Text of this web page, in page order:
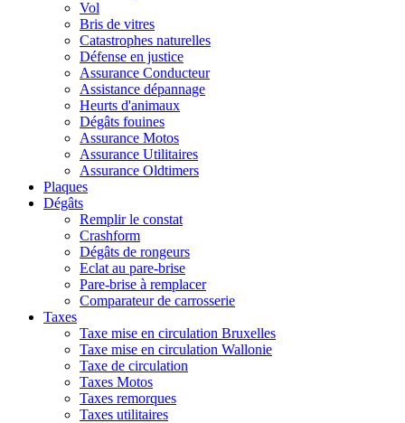
Vol
Bris de vitres
Catastrophes naturelles
Défense en justice
Assurance Conducteur
Assistance dépannage
Heurts d'animaux
Dégâts fouines
Assurance Motos
Assurance Utilitaires
Assurance Oldtimers
Plaques
Dégâts
Remplir le constat
Crashform
Dégâts de rongeurs
Eclat au pare-brise
Pare-brise à remplacer
Comparateur de carrosserie
Taxes
Taxe mise en circulation Bruxelles
Taxe mise en circulation Wallonie
Taxe de circulation
Taxes Motos
Taxes remorques
Taxes utilitaires